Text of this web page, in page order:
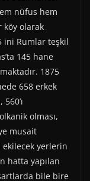
nüfus hem
köy olarak
ini Rumlar teşkil
145 hane
1875
658 erkek
olması,
musait
ekilecek yerlerin
hatta yapılan
bile bire